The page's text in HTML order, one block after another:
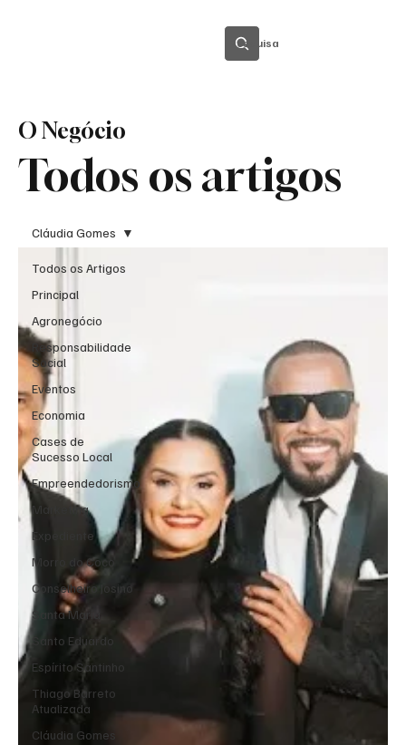
Pesquisa
Todos os artigos
O Negócio
Todos os Artigos
Principal
Agronegócio
Responsabilidade
Social
Eventos
Economia
Cases de
Sucesso Local
Empreendedorismo
Marketing
Expediente
Morro do Coco
Conselheiro Josino
Santa Maria
Santo Eduardo
Espírito Santinho
Thiago Barreto
Atualizada
Cláudia Gomes
Cláudia Gomes